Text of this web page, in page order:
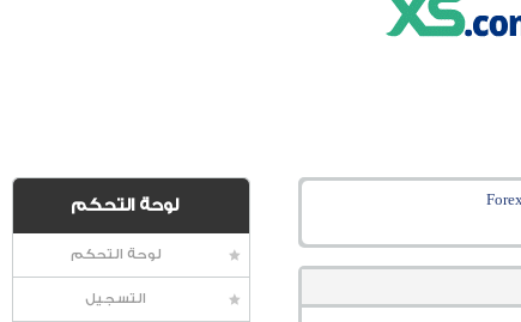
لوحة التحكم
لوحة التحكم
التسجيل